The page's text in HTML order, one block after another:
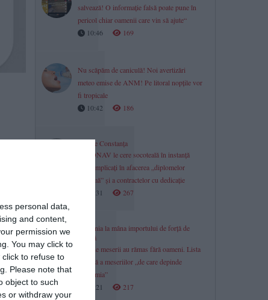
personal data,
and content,
permission we
You may click to
to refuse to
Please note that
object to such
or withdraw your
salvează! O informație falsă poate pune în
pericol chiar oamenii care vin să ajute“
10:46
169
Nu scăpăm de caniculă! Noi avertizări
meteo emise de ANM! Pe litoral nopțile vor
fi tropicale
10:42
186
Justiție Constanța
CERONAV le cere socoteală în instanță
celor implicați în afacerea „diplomelor
fantomă” și a contractelor cu dedicație
10:31
267
România la mâna importului de forță de
muncă
Sute de meserii au rămas fără oameni. Lista
oficială a meseriilor „de care depinde
economia”
10:21
217